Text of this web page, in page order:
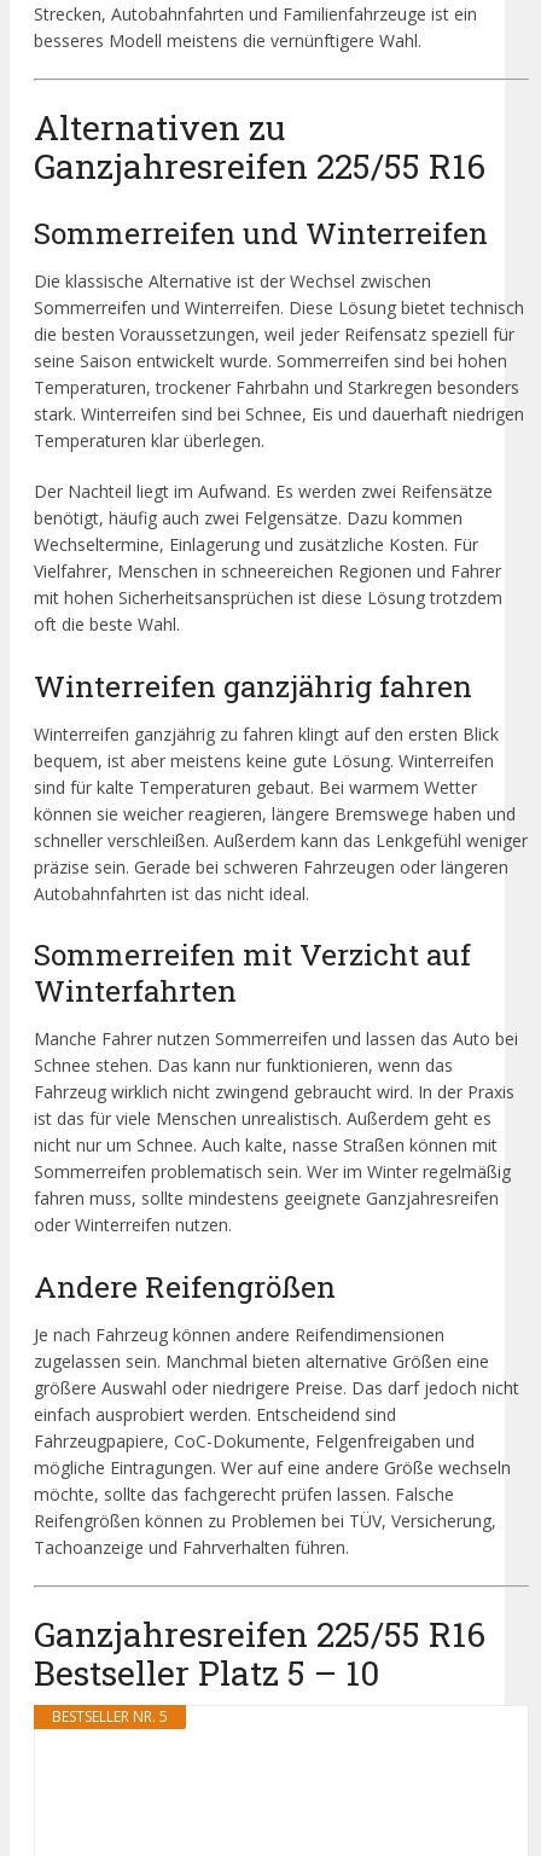
Strecken, Autobahnfahrten und Familienfahrzeuge ist ein
besseres Modell meistens die vernünftigere Wahl.
Alternativen zu
Ganzjahresreifen 225/55 R16
Sommerreifen und Winterreifen
Die klassische Alternative ist der Wechsel zwischen
Sommerreifen und Winterreifen. Diese Lösung bietet technisch
die besten Voraussetzungen, weil jeder Reifensatz speziell für
seine Saison entwickelt wurde. Sommerreifen sind bei hohen
Temperaturen, trockener Fahrbahn und Starkregen besonders
stark. Winterreifen sind bei Schnee, Eis und dauerhaft niedrigen
Temperaturen klar überlegen.
Der Nachteil liegt im Aufwand. Es werden zwei Reifensätze
benötigt, häufig auch zwei Felgensätze. Dazu kommen
Wechseltermine, Einlagerung und zusätzliche Kosten. Für
Vielfahrer, Menschen in schneereichen Regionen und Fahrer
mit hohen Sicherheitsansprüchen ist diese Lösung trotzdem
oft die beste Wahl.
Winterreifen ganzjährig fahren
Winterreifen ganzjährig zu fahren klingt auf den ersten Blick
bequem, ist aber meistens keine gute Lösung. Winterreifen
sind für kalte Temperaturen gebaut. Bei warmem Wetter
können sie weicher reagieren, längere Bremswege haben und
schneller verschleißen. Außerdem kann das Lenkgefühl weniger
präzise sein. Gerade bei schweren Fahrzeugen oder längeren
Autobahnfahrten ist das nicht ideal.
Sommerreifen mit Verzicht auf
Winterfahrten
Manche Fahrer nutzen Sommerreifen und lassen das Auto bei
Schnee stehen. Das kann nur funktionieren, wenn das
Fahrzeug wirklich nicht zwingend gebraucht wird. In der Praxis
ist das für viele Menschen unrealistisch. Außerdem geht es
nicht nur um Schnee. Auch kalte, nasse Straßen können mit
Sommerreifen problematisch sein. Wer im Winter regelmäßig
fahren muss, sollte mindestens geeignete Ganzjahresreifen
oder Winterreifen nutzen.
Andere Reifengrößen
Je nach Fahrzeug können andere Reifendimensionen
zugelassen sein. Manchmal bieten alternative Größen eine
größere Auswahl oder niedrigere Preise. Das darf jedoch nicht
einfach ausprobiert werden. Entscheidend sind
Fahrzeugpapiere, CoC-Dokumente, Felgenfreigaben und
mögliche Eintragungen. Wer auf eine andere Größe wechseln
möchte, sollte das fachgerecht prüfen lassen. Falsche
Reifengrößen können zu Problemen bei TÜV, Versicherung,
Tachoanzeige und Fahrverhalten führen.
Ganzjahresreifen 225/55 R16
Bestseller Platz 5 – 10
BESTSELLER NR. 5